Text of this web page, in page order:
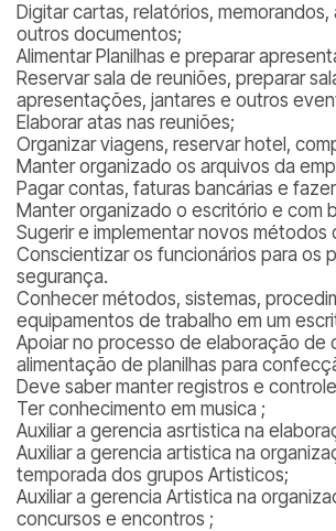
Digitar cartas, relatórios,
outros documentos;
Alimentar Planilhas e preparar
Reservar sala de reuniões, preparar
apresentações, jantares e outros
Elaborar atas nas reuniões;
Organizar viagens, reservar hotel,
Manter organizado os arquivos da
Pagar contas, faturas bancárias e
Manter organizado o escritório e com
Sugerir e implementar novos métodos
Conscientizar os funcionários para os
segurança.
Conhecer métodos, sistemas,
equipamentos de trabalho em um
Apoiar no processo de elaboração de
alimentação de planilhas para
Deve saber manter registros e
Ter conhecimento em musica ;
Auxiliar a gerencia asrtistica na
Auxiliar a gerencia artistica na
temporada dos grupos Artisticos;
Auxiliar a gerencia Artistica na
concursos e encontros ;